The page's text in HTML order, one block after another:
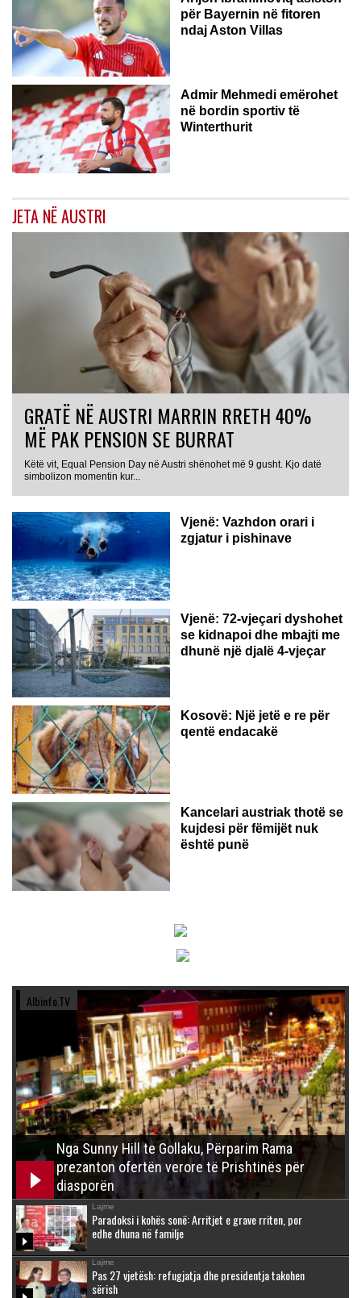
për Bayernin në fitoren
ndaj Aston Villas
ZVICËR
Admir Mehmedi emërohet
në bordin sportiv të
Winterthurit
JETA NË AUSTRI
GRATË NË AUSTRI MARRIN RRETH 40%
MË PAK PENSION SE BURRAT
Këtë vit, Equal Pension Day në Austri shënohet më 9 gusht. Kjo datë
simbolizon momentin kur...
Vjenë: Vazhdon orari i
zgjatur i pishinave
Vjenë: 72-vjeçari dyshohet
se kidnapoi dhe mbajti me
dhunë një djalë 4-vjeçar
Kosovë: Një jetë e re për
qentë endacakë
Kancelari austriak thotë se
kujdesi për fëmijët nuk
është punë
Albinfo.TV
Nga Sunny Hill te Gollaku, Përparim Rama
prezanton ofertën verore të Prishtinës për
diasporën
Lajme
Paradoksi i kohës sonë: Arritjet e grave rriten, por
edhe dhuna në familje
Lajme
Pas 27 vjetësh: refugjatja dhe presidentja takohen
sërish